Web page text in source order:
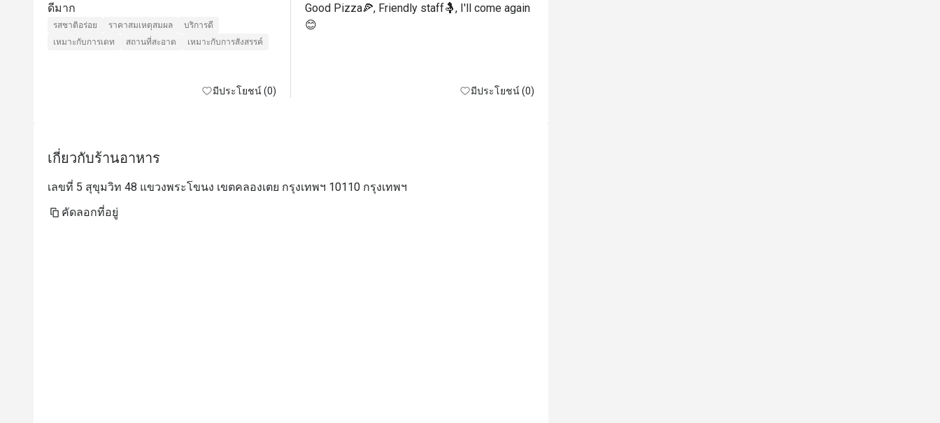
ดีมาก
รสชาติอร่อย ราคาสมเหตุสมผล
บริการดี
เหมาะกับการเดท
สถานที่สะอาด เหมาะกับการสังสรรค์
มีประโยชน์ (0)
Good Pizza🍕, Friendly staff🤱, I'll come again
😊
มีประโยชน์ (0)
เกี่ยวกับร้านอาหาร
เลขที่ 5 สุขุมวิท 48 แขวงพระโขนง เขตคลองเตย กรุงเทพฯ 10110 กรุงเทพฯ
คัดลอกที่อยู่